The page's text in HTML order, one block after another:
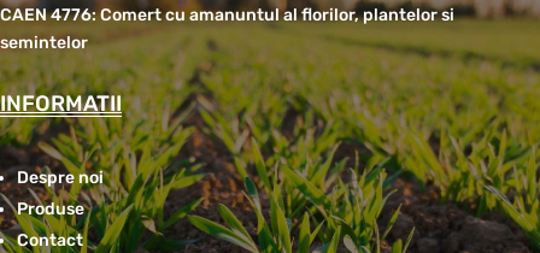
CAEN 4776: Comert cu amanuntul al florilor, plantelor si
semintelor
INFORMATII
Despre noi
Produse
Contact